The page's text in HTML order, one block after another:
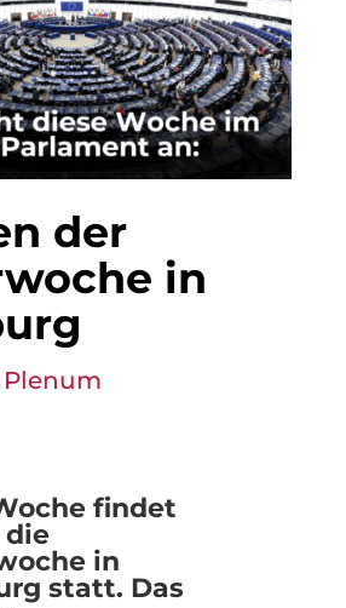
der
in
Plenum
findet
in
statt. Das